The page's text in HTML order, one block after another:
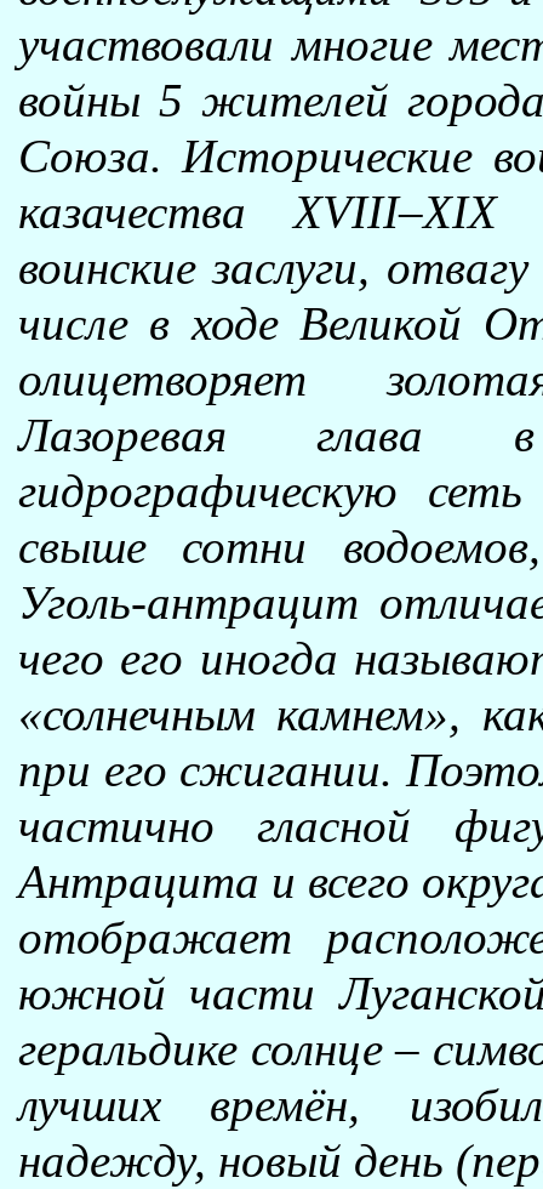
участвовали многие
войны 5 жителей
Союза. Исторические
казачества
воинские заслуги,
числе в ходе Великой
олицетворяет
Лазоревая глава
гидрографическую
свыше сотни
Уголь-антрацит
чего его иногда
«солнечным камнем»,
при его сжигании.
частично гласной
Антрацита и всего
отображает
южной части
геральдике солнце –
лучших времён,
надежду, новый день